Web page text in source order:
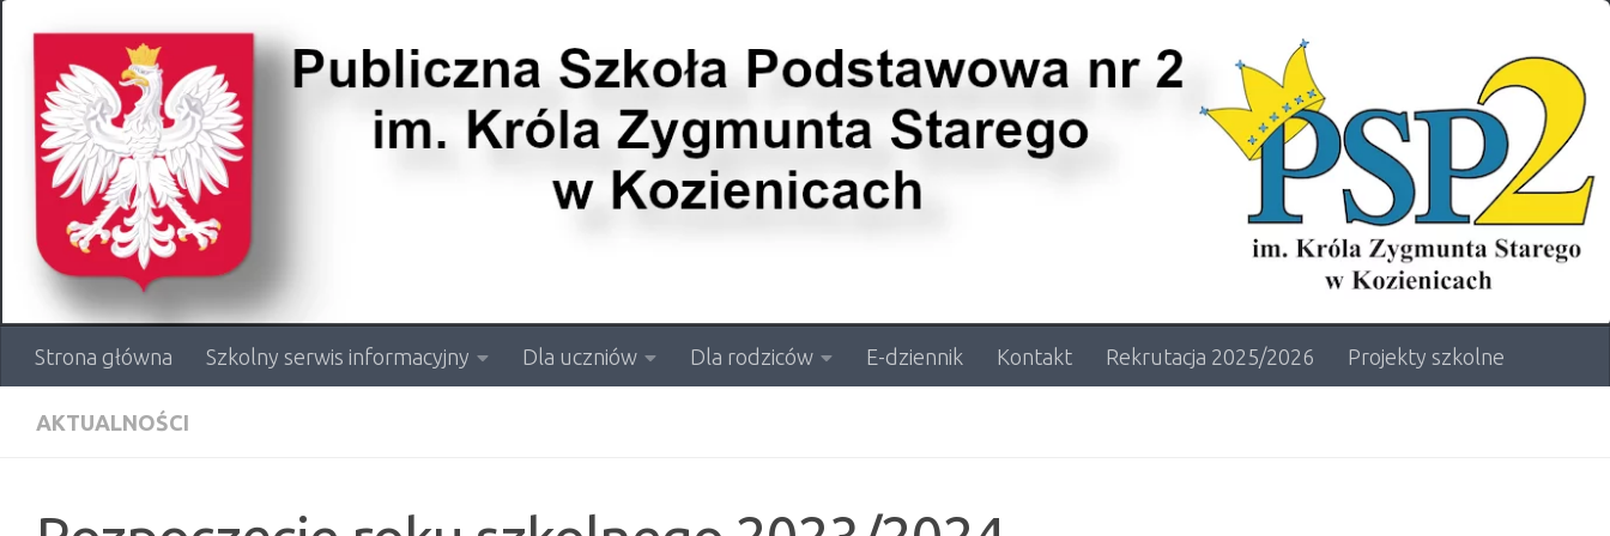
Przejdź do treści
Strona główna Szkolny serwis informacyjny Dla uczniów Dla rodziców E-dziennik Kontakt Rekrutacja 2025/2026 Projekty szkolne
AKTUALNOŚCI